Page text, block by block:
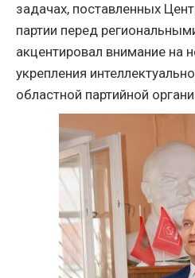
задачах, поставленных
партии перед
акцентировал внимание на
укрепления
областной партийной